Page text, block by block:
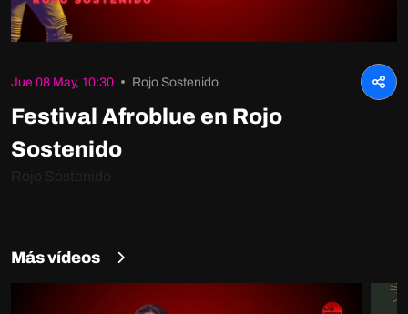
Jue 08 May, 10:30 Rojo Sostenido
Festival Afroblue en Rojo
Sostenido
Rojo Sostenido
Más vídeos